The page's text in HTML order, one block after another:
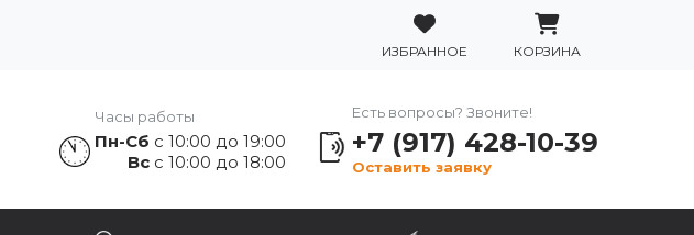
ИЗБРАННОЕ КОРЗИНА
Часы работы
Пн-Сб с 10:00 до 19:00
Вс с 10:00 до 18:00
Есть вопросы? Звоните!
+7 (917) 428-10-39
Оставить заявку